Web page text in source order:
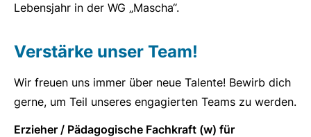
Lebensjahr in der WG „Mascha“.
Verstärke unser Team!
Wir freuen uns immer über neue Talente! Bewirb dich
gerne, um Teil unseres engagierten Teams zu werden.
Erzieher / Pädagogische Fachkraft (w) für